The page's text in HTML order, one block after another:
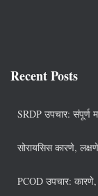
Recent Posts
SRDP उपचार: संपूर्ण
सोरायसिस कारणे,
PCOD उपचार: